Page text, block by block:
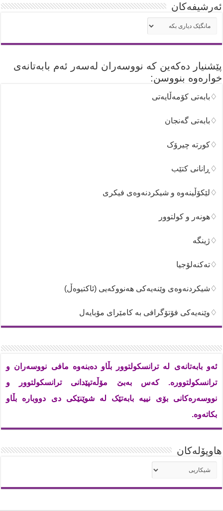
ئه‌رشیفه‌کان
ئه‌رشیفه‌کان
پێشنیار دەکەین کە نووسەران لەسەر ئەم بابەتانەی
خوارەوە بنووسن:
♢بابەتی کۆمەڵایەتی
♢بابەتی گەنجان
♢کورتە چیرۆک
♢ڕانانی کتێب
♢لێکۆڵینەوە و شیکردنەوەی فیکری
♢هونەر و کولتوور
♢ژینگە
♢تەکنەلۆجیا
♢شیکردنەوەی وێنەیەکی هەنووکەیی (ئاکتیوەڵ)
♢وێنەیەکی فۆتۆگرافی بە کامێرای مۆبایەل
ئەو بابەتانەی لە ترانسکولتوور بڵاو دەبنەوە مافی نووسەران و
ترانسکولتوورە. کەس بەبێ مۆڵەتپێدانی ترانسکولتوور و
نووسەرەکانی بۆی نییە بابەتێک لە شوێنێکی دی دووبارە بڵاو
بکاتەوە.
هاوپۆله‌كان
هاوپۆله‌كان